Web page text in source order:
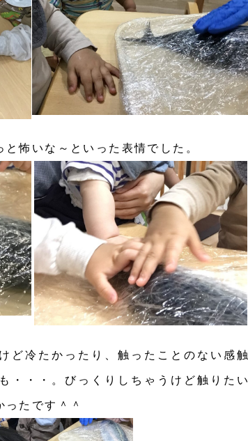
怖いな～といった表情でした。
ど冷たかったり、触ったことのない感触
・・・。びっくりしちゃうけど触りたい
たです＾＾